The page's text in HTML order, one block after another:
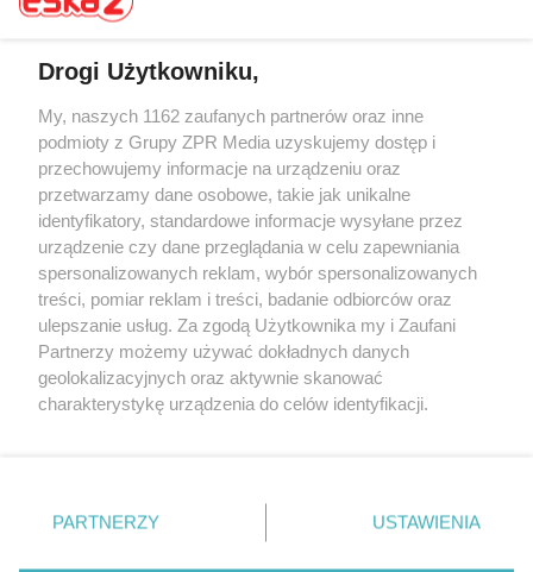
Żaden utwór zamieszczony w serwisie nie może być powielany i
rozpowszechniany lub dalej rozpowszechniany w jakikolwiek sposób (w
tym także elektroniczny lub mechaniczny) na jakimkolwiek polu
eksploatacji w jakiejkolwiek formie, włącznie z umieszczaniem w
Internecie bez pisemnej zgody właściciela praw. Jakiekolwiek użycie lub
wykorzystanie utworów w całości lub w części z naruszeniem prawa,
tzn. bez właściwej zgody, jest zabronione pod groźbą kary i może być
ścigane prawnie.
Drogi Użytkowniku,
My, naszych 1162 zaufanych partnerów oraz inne
podmioty z Grupy ZPR Media uzyskujemy dostęp i
przechowujemy informacje na urządzeniu oraz
przetwarzamy dane osobowe, takie jak unikalne
identyfikatory, standardowe informacje wysyłane przez
urządzenie czy dane przeglądania w celu zapewniania
spersonalizowanych reklam, wybór spersonalizowanych
treści, pomiar reklam i treści, badanie odbiorców oraz
ulepszanie usług. Za zgodą Użytkownika my i Zaufani
Partnerzy możemy używać dokładnych danych
geolokalizacyjnych oraz aktywnie skanować
charakterystykę urządzenia do celów identyfikacji.
zmienić/wycofać klikając przycisk ustawień prywatności
znajdujący się w lewym dolnym rogu strony
rodzaje przetwarzania danych nie wymagają zgody
PARTNERZY USTAWIENIA